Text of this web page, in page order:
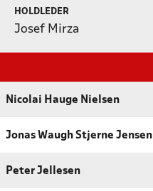
HOLDLEDER
Josef Mirza
Nicolai Hauge Nielsen
Jonas Waugh Stjerne Jensen
Peter Jellesen